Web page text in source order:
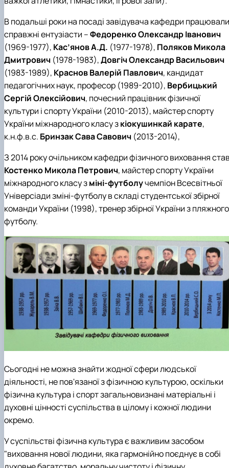
В подальші роки на посаді завідувача кафедри працювали
справжні ентузіасти –Федоренко Олександр Іванович
(1969-1977), Кас’янов А.Д. (1977-1978), Поляков Микола
Дмитрович (1978-1983),Довгіч Олександр Васильович
(1983-1989), Краснов Валерій Павлович, кандидат
педагогічних наук, професор (1989-2010), Вербицький
Сергій Олексійович, почесний працівник фізичної
культури і спорту України (2010-2013), майстер спорту
України міжнародного класу зкіокушинкай карате,
к.н.ф.в.с. Бринзак Сава Савович (2013-2014),
З 2014 року очільником кафедри фізичного виховання
Костенко Микола Петрович, майстер спорту України
міжнародного класу зміні-футболучемпіон Всесвітньої
Універсіади зміні-футболу в складі студентської збірної
команди України (1998), тренер збірної України з пляжного
футболу.
Сьогодні не можна знайти жодної сфери людської
діяльності, не пов'язаної з фізичною культурою, оскільки
фізична культура і спорт загальновизнані матеріальні і
духовні цінності суспільства в цілому і кожної людини
окремо.
У суспільстві фізична культура є важливим засобом
"виховання нової людини, яка гармонійно поєднує в собі